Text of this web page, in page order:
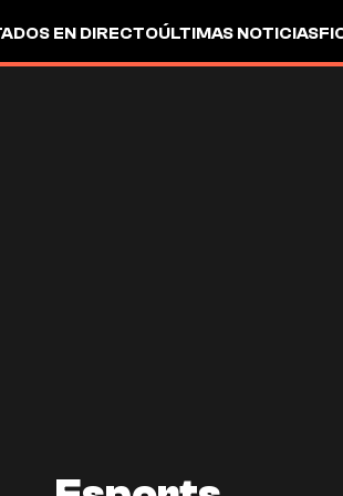
EN DIRECTOÚLTIMAS NOTICIAS